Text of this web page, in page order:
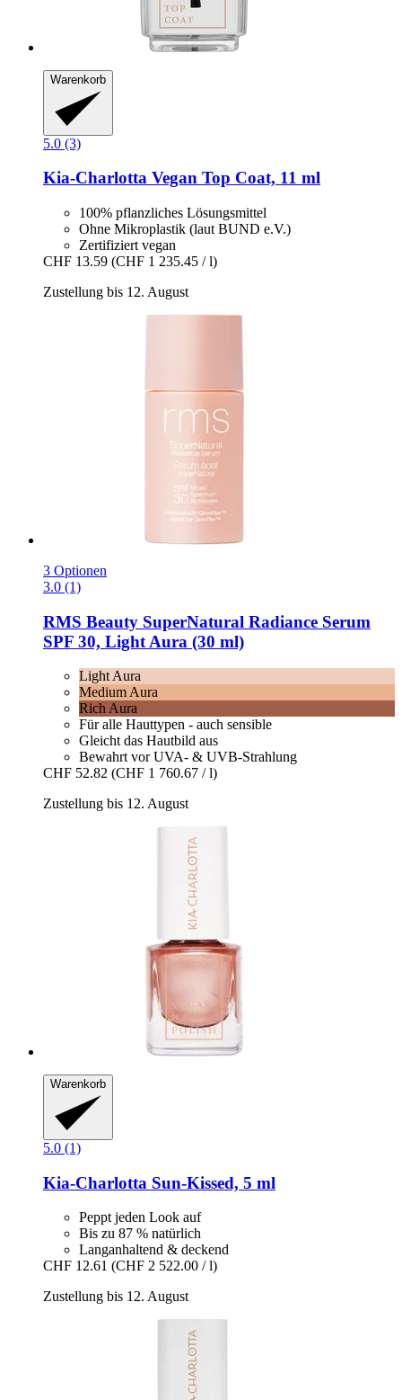
Warenkorb
5.0 (3)
Kia-Charlotta Vegan Top Coat, 11 ml
100% pflanzliches Lösungsmittel
Ohne Mikroplastik (laut BUND e.V.)
Zertifiziert vegan
CHF 13.59 (CHF 1 235.45 / l)
Zustellung bis 12. August
3 Optionen
3.0 (1)
RMS Beauty SuperNatural Radiance Serum
SPF 30, Light Aura (30 ml)
Light Aura
Medium Aura
Rich Aura
Für alle Hauttypen - auch sensible
Gleicht das Hautbild aus
Bewahrt vor UVA- & UVB-Strahlung
CHF 52.82 (CHF 1 760.67 / l)
Zustellung bis 12. August
Warenkorb
5.0 (1)
Kia-Charlotta Sun-​Kissed, 5 ml
Peppt jeden Look auf
Bis zu 87 % natürlich
Langanhaltend & deckend
CHF 12.61 (CHF 2 522.00 / l)
Zustellung bis 12. August